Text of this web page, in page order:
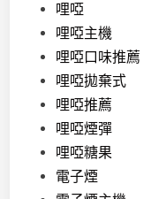
哩啞
哩啞主機
哩啞口味推薦
哩啞拋棄式
哩啞推薦
哩啞煙彈
哩啞糖果
電子煙